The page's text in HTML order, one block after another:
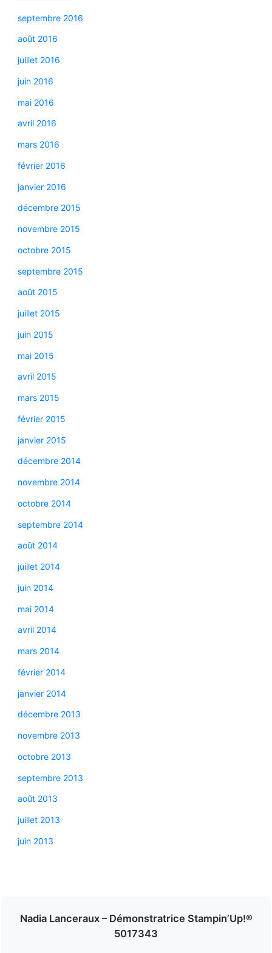
septembre 2016
août 2016
juillet 2016
juin 2016
mai 2016
avril 2016
mars 2016
février 2016
janvier 2016
décembre 2015
novembre 2015
octobre 2015
septembre 2015
août 2015
juillet 2015
juin 2015
mai 2015
avril 2015
mars 2015
février 2015
janvier 2015
décembre 2014
novembre 2014
octobre 2014
septembre 2014
août 2014
juillet 2014
juin 2014
mai 2014
avril 2014
mars 2014
février 2014
janvier 2014
décembre 2013
novembre 2013
octobre 2013
septembre 2013
août 2013
juillet 2013
juin 2013
Nadia Lanceraux – Démonstratrice Stampin’Up!®
5017343